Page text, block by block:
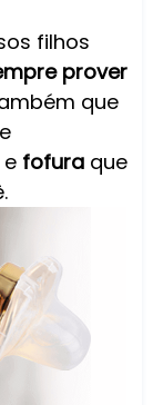
filhos
prover
que
fofuraque